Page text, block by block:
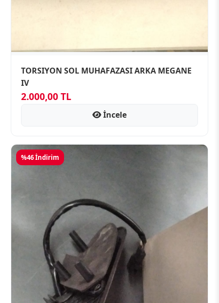
TORSIYON SOL MUHAFAZASI ARKA MEGANE
IV
2.000,00 TL
İncele
%46 İndirim